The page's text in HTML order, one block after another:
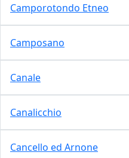
Camporotondo Etneo
Camposano
Canale
Canalicchio
Cancello ed Arnone